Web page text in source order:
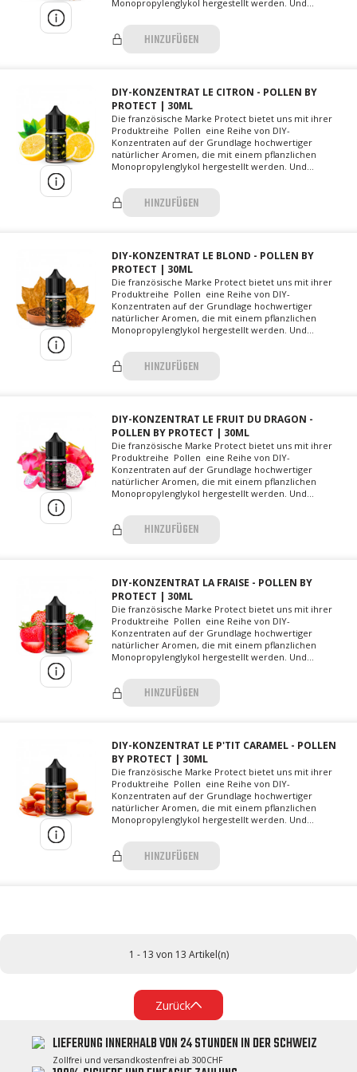
Monopropylenglykol hergestellt werden. Und...
HINZUFÜGEN
DIY-KONZENTRAT LE CITRON - POLLEN BY
PROTECT | 30ML
Die französische Marke Protect bietet uns mit ihrer
Produktreihe Pollen eine Reihe von DIY-
Konzentraten auf der Grundlage hochwertiger
natürlicher Aromen, die mit einem pflanzlichen
Monopropylenglykol hergestellt werden. Und...
HINZUFÜGEN
DIY-KONZENTRAT LE BLOND - POLLEN BY
PROTECT | 30ML
Die französische Marke Protect bietet uns mit ihrer
Produktreihe Pollen eine Reihe von DIY-
Konzentraten auf der Grundlage hochwertiger
natürlicher Aromen, die mit einem pflanzlichen
Monopropylenglykol hergestellt werden. Und...
HINZUFÜGEN
DIY-KONZENTRAT LE FRUIT DU DRAGON -
POLLEN BY PROTECT | 30ML
Die französische Marke Protect bietet uns mit ihrer
Produktreihe Pollen eine Reihe von DIY-
Konzentraten auf der Grundlage hochwertiger
natürlicher Aromen, die mit einem pflanzlichen
Monopropylenglykol hergestellt werden. Und...
HINZUFÜGEN
DIY-KONZENTRAT LA FRAISE - POLLEN BY
PROTECT | 30ML
Die französische Marke Protect bietet uns mit ihrer
Produktreihe Pollen eine Reihe von DIY-
Konzentraten auf der Grundlage hochwertiger
natürlicher Aromen, die mit einem pflanzlichen
Monopropylenglykol hergestellt werden. Und...
HINZUFÜGEN
DIY-KONZENTRAT LE P'TIT CARAMEL - POLLEN
BY PROTECT | 30ML
Die französische Marke Protect bietet uns mit ihrer
Produktreihe Pollen eine Reihe von DIY-
Konzentraten auf der Grundlage hochwertiger
natürlicher Aromen, die mit einem pflanzlichen
Monopropylenglykol hergestellt werden. Und...
HINZUFÜGEN
1 - 13 von 13 Artikel(n)
Zurück
LIEFERUNG INNERHALB VON 24 STUNDEN IN DER SCHWEIZ
Zollfrei und versandkostenfrei ab 300CHF